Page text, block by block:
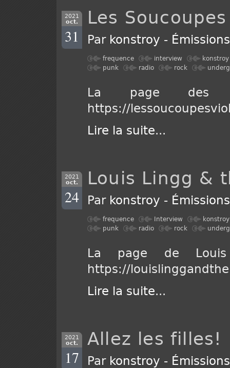
2021
oct.
31
Les
Par konstroy -
frequence interview
konstroy
punk
radio rock
La page des
https://
Lire la suite...
2021
oct.
24
Louis Lingg &
Par konstroy -
frequence Interview
konstroy
punk
radio rock
La page de
https://
Lire la suite...
2021
oct.
17
Allez les filles!
Par konstroy -